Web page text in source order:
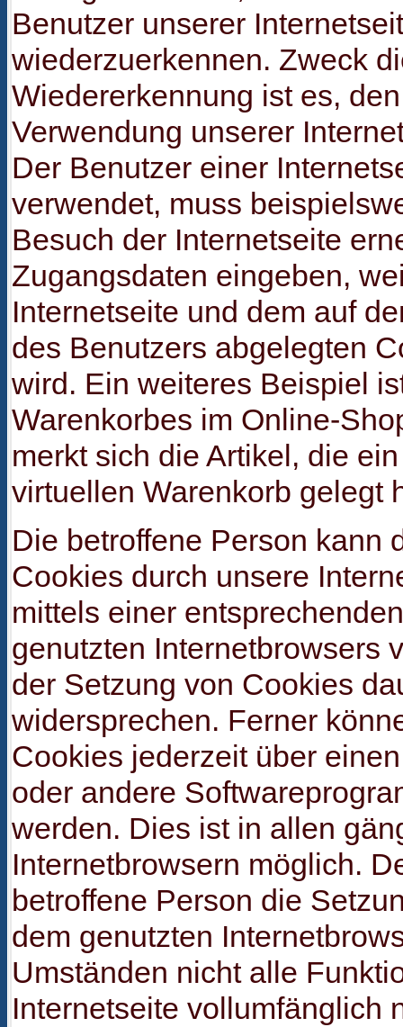
Benutzer unserer
wiederzuerkennen. Zweck
Wiedererkennung ist es,
Verwendung unserer
Der Benutzer einer
verwendet, muss
Besuch der Internetseite
Zugangsdaten eingeben,
Internetseite und dem auf
des Benutzers abgelegten
wird. Ein weiteres Beispiel
Warenkorbes im Online-
merkt sich die Artikel, die
virtuellen Warenkorb gelegt
Die betroffene Person kann
Cookies durch unsere
mittels einer
genutzten Internetbrowsers
der Setzung von Cookies
widersprechen. Ferner
Cookies jederzeit über
oder andere
werden. Dies ist in allen
Internetbrowsern möglich.
betroffene Person die
dem genutzten
Umständen nicht alle
Internetseite vollumfänglich